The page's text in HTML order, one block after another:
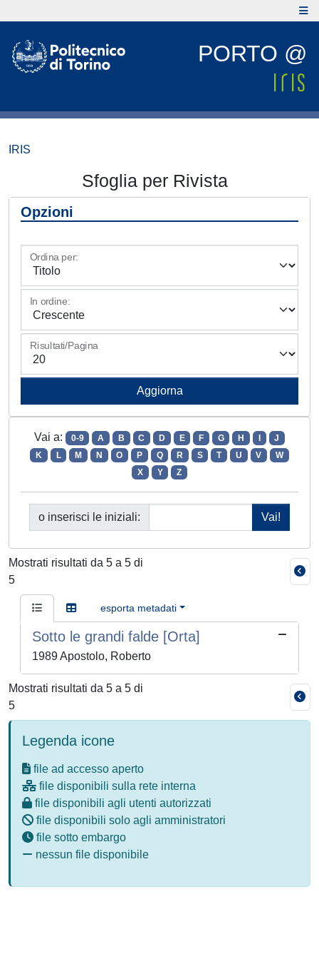
PORTO @
IRIS
Sfoglia per Rivista
Opzioni
Ordina per:
In ordine:
Risultati/Pagina
Vai a: 0-9 A B C D E F G H
J
K
L M N O P Q R S T U V
W
X
Y Z
o inserisci le iniziali:
Mostrati risultati da 5 a 5 di
5
esporta metadati
Sotto le grandi falde [Orta]
1989 Apostolo, Roberto
Mostrati risultati da 5 a 5 di
5
Legenda icone
file ad accesso aperto
file disponibili sulla rete interna
file disponibili agli utenti autorizzati
file disponibili solo agli amministratori
file sotto embargo
nessun file disponibile